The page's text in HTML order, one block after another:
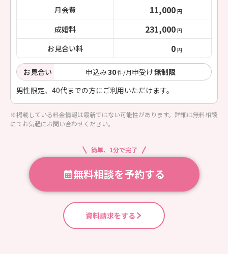
月会費 11,000 円
成婚料 231,000 円
お見合い料 0 円
お見合い 申込み30件/月申受け無制限
男性限定、40代までの方にご利用いただけます。
※掲載している料金情報は最新ではない可能性があります。詳細は無料相談
にてお気軽にお問い合わせください。
簡単、1分で完了
無料相談を予約する
資料請求をする